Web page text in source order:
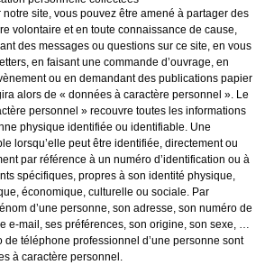
notre site, vous pouvez être amené à partager des
volontaire et en toute connaissance de cause,
des messages ou questions sur ce site, en vous
en faisant une commande d’ouvrage, en
ou en demandant des publications papier
alors de « données à caractère personnel ». Le
personnel » recouvre toutes les informations
physique identifiée ou identifiable. Une
lorsqu’elle peut être identifiée, directement ou
par référence à un numéro d’identification ou à
spécifiques, propres à son identité physique,
économique, culturelle ou sociale. Par
d’une personne, son adresse, son numéro de
e-mail, ses préférences, son origine, son sexe, …
de téléphone professionnel d’une personne sont
à caractère personnel.